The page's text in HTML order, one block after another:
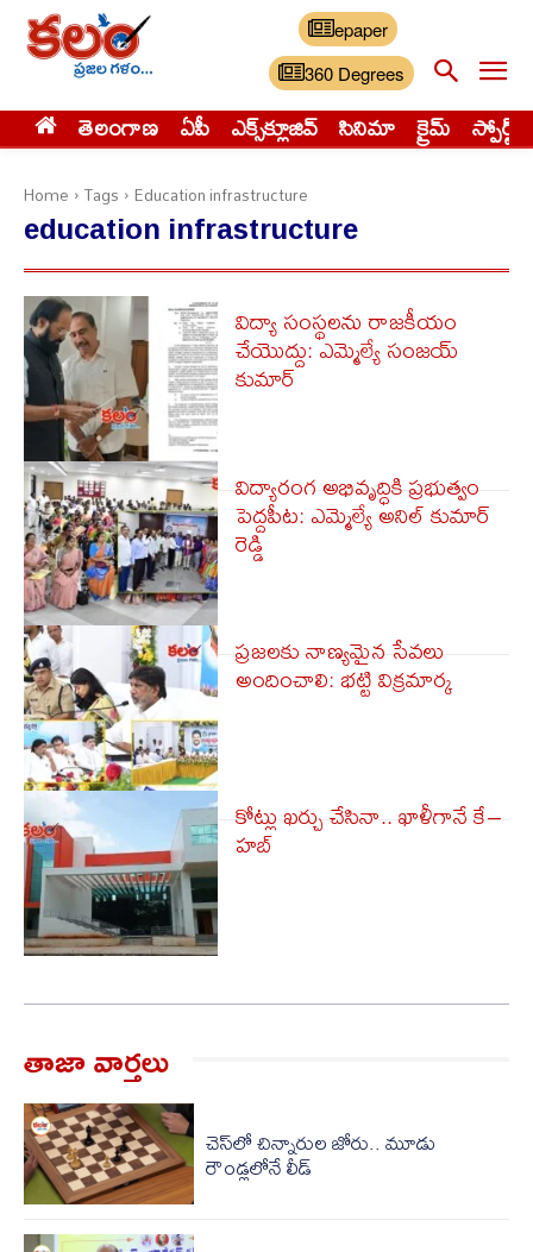
epaper
360 Degrees
తెలంగాణ ఏపీ ఎక్స్‌క్లూజివ్‌ సినిమా క్రైమ్ స్పోర్ట్స్
Home Tags Education infrastructure
education infrastructure
విద్యా సంస్థలను రాజకీయం
చేయొద్దు: ఎమ్మెల్యే సంజయ్
కుమార్
విద్యారంగ అభివృద్ధికి ప్రభుత్వం
పెద్దపీట: ఎమ్మెల్యే అనిల్ కుమార్
రెడ్డి
ప్రజలకు నాణ్యమైన సేవలు
అందించాలి: భట్టి విక్రమార్క
కోట్లు ఖర్చు చేసినా.. ఖాళీగానే కే–
హబ్
తాజా వార్త‌లు
చెస్‌లో చిన్నారుల జోరు.. మూడు
రౌండ్లలోనే లీడ్